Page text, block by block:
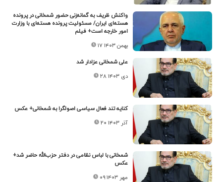
واکنش ظریف به گمانه‌‎زنی حضور شمخانی در پرونده
هسته‌ای ایران/ مسئولیت پرونده هسته‌ای با وزارت
امور خارجه است+ فیلم
۱۷ بهمن ۱۴۰۳
علی شمخانی عزادار شد
۲۸ دی ۱۴۰۳
کنایه تند فعال سیاسی اصولگرا به شمخانی+ عکس
۲۰ آذر ۱۴۰۳
شمخانی با لباس نظامی در دفتر حزب‌الله حاضر شد+
عکس
۰۹ مهر ۱۴۰۳